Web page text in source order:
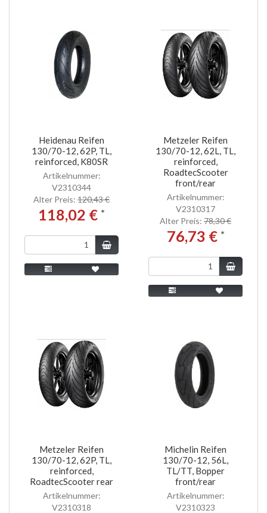
Heidenau Reifen
130/70-12, 62P, TL,
reinforced, K80SR
Artikelnummer:
V2310344
Alter Preis: 120,43 €
118,02 € *
Metzeler Reifen
130/70-12, 62L, TL,
reinforced,
RoadtecScooter
front/rear
Artikelnummer:
V2310317
Alter Preis: 78,30 €
76,73 € *
Metzeler Reifen
130/70-12, 62P, TL,
reinforced,
RoadtecScooter rear
Artikelnummer:
V2310318
Michelin Reifen
130/70-12, 56L,
TL/TT, Bopper
front/rear
Artikelnummer:
V2310323